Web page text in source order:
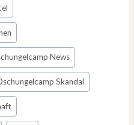
News
Skandal